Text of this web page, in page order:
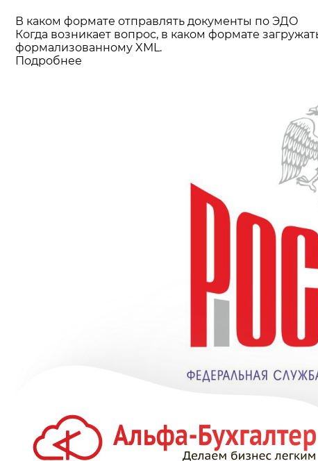
В каком формате отправлять документы по ЭДО
Когда возникает вопрос, в каком формате
формализованному XML.
Подробнее